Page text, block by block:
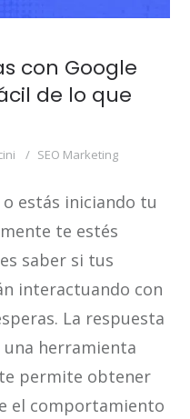
con Google
de lo que
SEO Marketing
estás iniciando tu
te estés
saber si tus
interactuando con
La respuesta
una herramienta
permite obtener
el comportamiento